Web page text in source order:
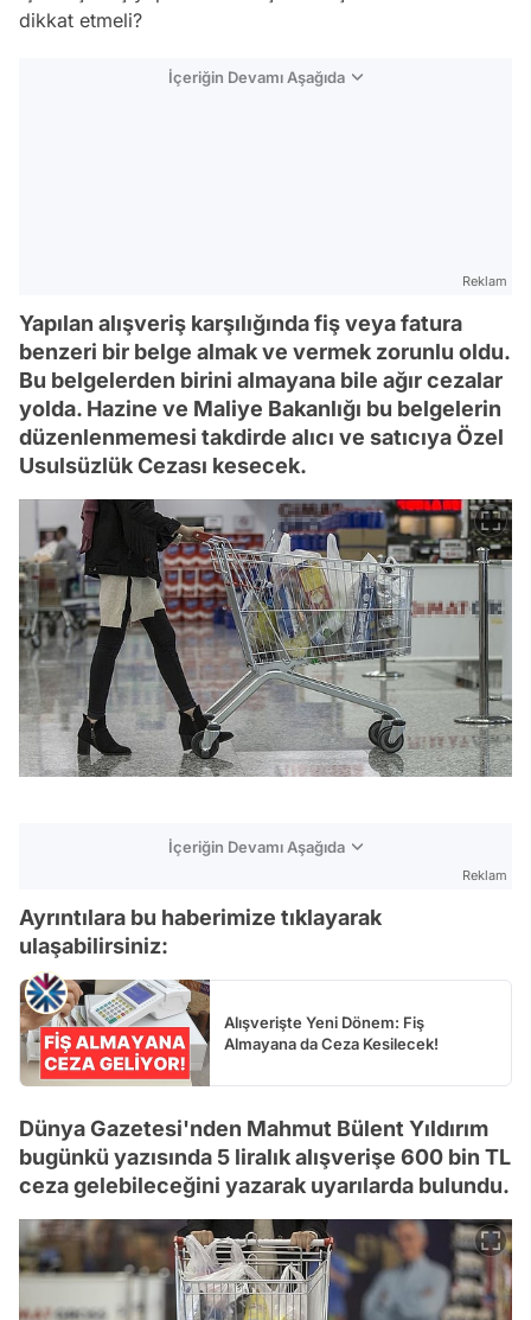
dikkat etmeli?
İçeriğin Devamı Aşağıda
Reklam
Yapılan alışveriş karşılığında fiş veya fatura
benzeri bir belge almak ve vermek zorunlu oldu.
Bu belgelerden birini almayana bile ağır cezalar
yolda. Hazine ve Maliye Bakanlığı bu belgelerin
düzenlenmemesi takdirde alıcı ve satıcıya Özel
Usulsüzlük Cezası kesecek.
İçeriğin Devamı Aşağıda
Reklam
Ayrıntılara bu haberimize tıklayarak
ulaşabilirsiniz:
Alışverişte Yeni Dönem: Fiş
Almayana da Ceza Kesilecek!
Dünya Gazetesi'nden Mahmut Bülent Yıldırım
bugünkü yazısında 5 liralık alışverişe 600 bin TL
ceza gelebileceğini yazarak uyarılarda bulundu.